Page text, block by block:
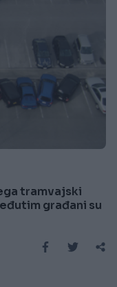
tramvajski
građani su